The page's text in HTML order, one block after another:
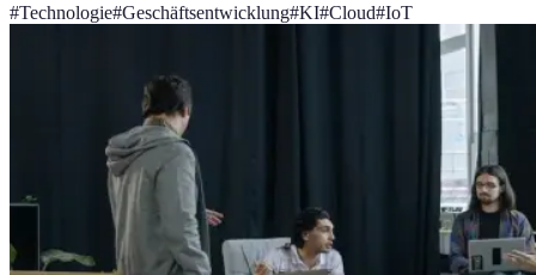
#Technologie#Geschäftsentwicklung#KI#Cloud#IoT